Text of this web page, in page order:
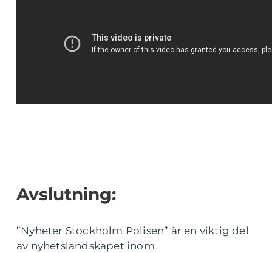
Avslutning:
”Nyheter Stockholm Polisen” är en viktig del
av nyhetslandskapet inom